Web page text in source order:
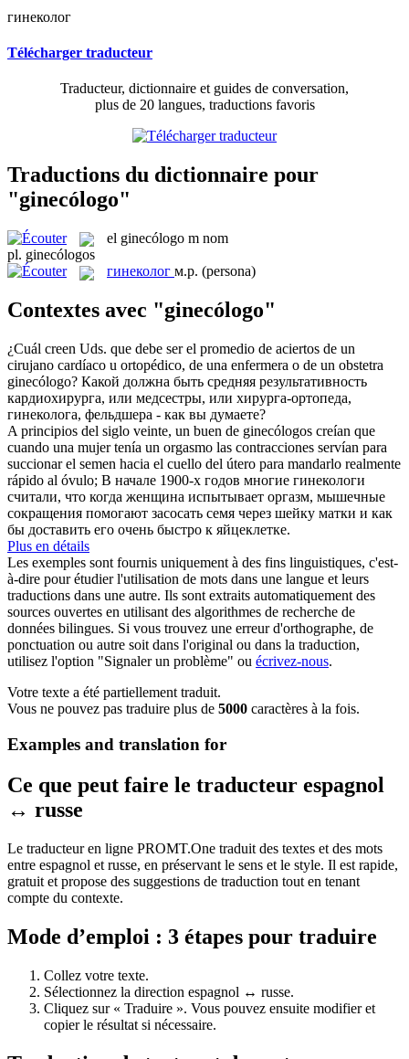
гинеколог
Télécharger traducteur
Traducteur, dictionnaire et guides de conversation,
plus de 20 langues, traductions favoris
Traductions du dictionnaire pour
"ginecólogo"
el ginecólogo m nom
pl. ginecólogos
гинеколог м.р. (persona)
Contextes avec "ginecólogo"
¿Cuál creen Uds. que debe ser el promedio de aciertos de un
cirujano cardíaco u ortopédico, de una enfermera o de un obstetra
ginecólogo? Какой должна быть средняя результативность
кардиохирурга, или медсестры, или хирурга-ортопеда,
гинеколога, фельдшера - как вы думаете?
A principios del siglo veinte, un buen de ginecólogos creían que
cuando una mujer tenía un orgasmo las contracciones servían para
succionar el semen hacia el cuello del útero para mandarlo realmente
rápido al óvulo; В начале 1900-х годов многие гинекологи
считали, что когда женщина испытывает оргазм, мышечные
сокращения помогают засосать семя через шейку матки и как
бы доставить его очень быстро к яйцеклетке.
Plus en détails
Les exemples sont fournis uniquement à des fins linguistiques, c'est-
à-dire pour étudier l'utilisation de mots dans une langue et leurs
traductions dans une autre. Ils sont extraits automatiquement des
sources ouvertes en utilisant des algorithmes de recherche de
données bilingues. Si vous trouvez une erreur d'orthographe, de
ponctuation ou autre soit dans l'original ou dans la traduction,
utilisez l'option "Signaler un problème" ou écrivez-nous.
Votre texte a été partiellement traduit.
Vous ne pouvez pas traduire plus de 5000 caractères à la fois.
Examples and translation for
Ce que peut faire le traducteur espagnol
↔ russe
Le traducteur en ligne PROMT.One traduit des textes et des mots
entre espagnol et russe, en préservant le sens et le style. Il est rapide,
gratuit et propose des suggestions de traduction tout en tenant
compte du contexte.
Mode d’emploi : 3 étapes pour traduire
Collez votre texte.
Sélectionnez la direction espagnol ↔ russe.
Cliquez sur « Traduire ». Vous pouvez ensuite modifier et
copier le résultat si nécessaire.